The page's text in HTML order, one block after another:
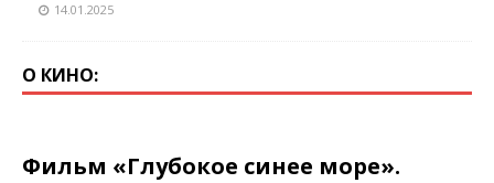
14.01.2025
О КИНО:
Фильм «Глубокое синее море».